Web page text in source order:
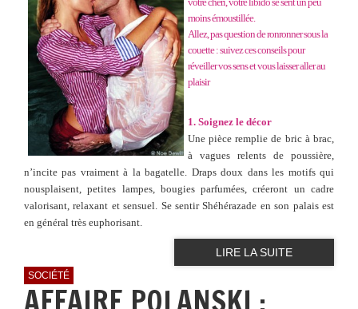
moins émoustillée.
Allez, pas question de ronronner sous la
couette : suivez ces conseils pour
réveiller vos sens et vous laisser aller au
plaisir
1. Soignez le décor
Une pièce remplie de bric à brac,
à vagues relents de poussière,
n’incite pas vraiment à la bagatelle. Draps doux dans les motifs qui
nousplaisent, petites lampes, bougies parfumées, créeront un cadre
valorisant, relaxant et sensuel. Se sentir Shéhérazade en son palais est
en général très euphorisant.
LIRE LA SUITE
SOCIÉTÉ